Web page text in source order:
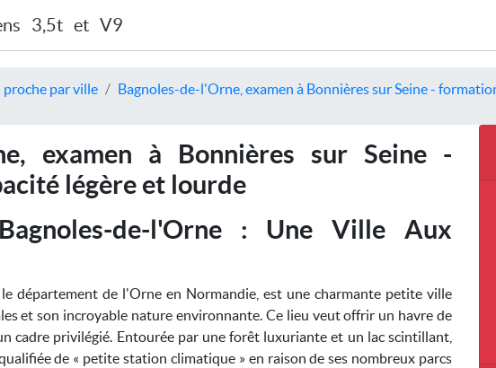
3,5t et V9
par ville Bagnoles-de-l'Orne, examen à Bonnières sur Seine -
examen à Bonnières sur Seine -
légère et lourde
de-l'Orne : Une Ville Aux
département de l'Orne en Normandie, est une charmante petite ville
et son incroyable nature environnante. Ce lieu veut offrir un havre de
cadre privilégié. Entourée par une forêt luxuriante et un lac scintillant,
de « petite station climatique » en raison de ses nombreux parcs